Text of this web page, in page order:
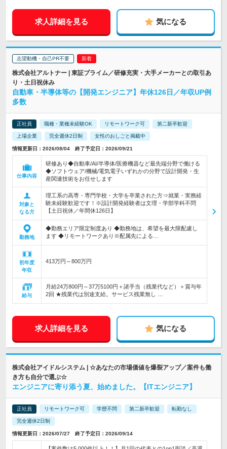
求人詳細を見る 気になる
志望動機・自己PR不要
株式会社アルトナー | 東証プライム／研修充実・大手メーカーとの取引あ
り・土日祝休み
自動車・半導体等の【開発エンジニア】年休126日／年収UP例
多数
正社員 職種・業種未経験OK リモートワーク可 第二新卒歓迎
上場企業 完全週休2日制 女性のおしごと掲載中
情報更新日：2026/08/04 終了予定日：2026/09/21
仕事内容
研修あり◆自動車/AI/半導体/医療機器など最先端分野で働ける
◆ソフトウェア/機械/電気電子いずれかの分野で設計開発・生
産関連技術をお任せします
対象と
なる方
理工系の高専・専門学校・大学を卒業された方⇒就業・実務経
験未経験歓迎です！※設計開発経験者は文理・学部学科不問
【土日祝休／年間休126日】
勤務地
◆勤務エリア限定制度あり ◆勤務地は、希望を最大限配慮し
ます ◆リモートワークあり※配属先による…
初年度
年収
413万円～800万円
給与
月給24万800円～37万5100円＋諸手当（残業代など）＋賞与年
2回 ★残業代は別途支給。サービス残業無し …
求人詳細を見る 気になる
株式会社アイドルシステム | ☆あなたの市場価値を爆裂アップ／案件も働
き方も自分で選ぶ☆
エンジニアに寄り添う夏、始めました。【ITエンジニア】
正社員 リモートワーク可 学歴不問 第二新卒歓迎 転勤なし
完全週休2日制
情報更新日：2026/07/27 終了予定日：2026/09/14